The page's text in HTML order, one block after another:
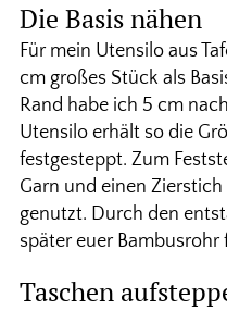
Die Basis nähen
Für mein Utensilo aus
cm großes Stück als
Rand habe ich 5 cm
Utensilo erhält so die
festgesteppt. Zum
Garn und einen
genutzt. Durch den
später euer Bambusrohr
Taschen